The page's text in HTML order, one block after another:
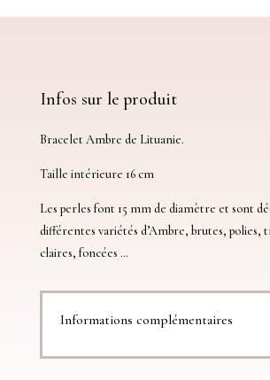
Infos sur le produit
Bracelet Ambre de Lituanie.
Taille intérieure 16 cm
Les perles font 15 mm de diamètre et sont
différentes variétés d’Ambre, brutes, polies,
claires, foncées …
Informations complémentaires